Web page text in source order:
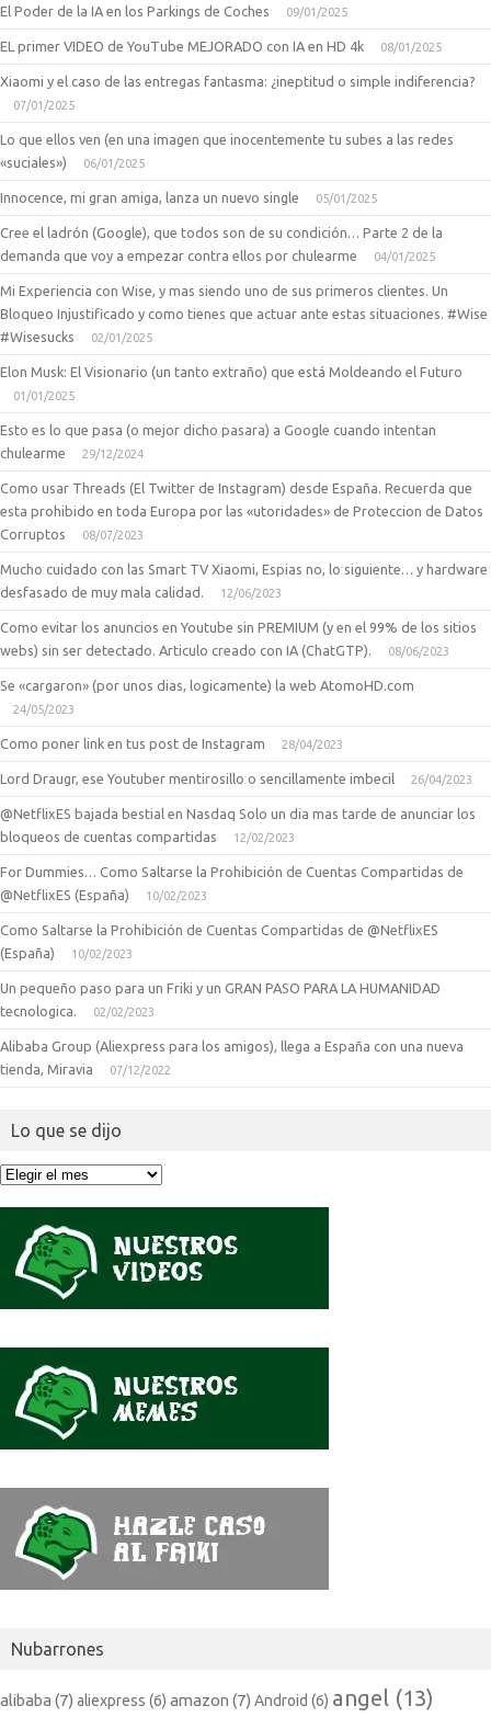
El Poder de la IA en los Parkings de Coches 09/01/2025
EL primer VIDEO de YouTube MEJORADO con IA en HD 4k 08/01/2025
Xiaomi y el caso de las entregas fantasma: ¿ineptitud o simple indiferencia?
07/01/2025
Lo que ellos ven (en una imagen que inocentemente tu subes a las redes
«suciales»)
06/01/2025
Innocence, mi gran amiga, lanza un nuevo single 05/01/2025
Cree el ladrón (Google), que todos son de su condición… Parte 2 de la
demanda que voy a empezar contra ellos por chulearme
04/01/2025
Mi Experiencia con Wise, y mas siendo uno de sus primeros clientes. Un
Bloqueo Injustificado y como tienes que actuar ante estas situaciones. #Wise
#Wisesucks
02/01/2025
Elon Musk: El Visionario (un tanto extraño) que está Moldeando el Futuro
01/01/2025
Esto es lo que pasa (o mejor dicho pasara) a Google cuando intentan
chulearme
29/12/2024
Como usar Threads (El Twitter de Instagram) desde España. Recuerda que
esta prohibido en toda Europa por las «utoridades» de Proteccion de Datos
Corruptos
08/07/2023
Mucho cuidado con las Smart TV Xiaomi, Espias no, lo siguiente… y hardware
desfasado de muy mala calidad.
12/06/2023
Como evitar los anuncios en Youtube sin PREMIUM (y en el 99% de los sitios
webs) sin ser detectado. Articulo creado con IA (ChatGTP).
08/06/2023
Se «cargaron» (por unos dias, logicamente) la web AtomoHD.com
24/05/2023
Como poner link en tus post de Instagram 28/04/2023
Lord Draugr, ese Youtuber mentirosillo o sencillamente imbecil 26/04/2023
@NetflixES bajada bestial en Nasdaq Solo un dia mas tarde de anunciar los
bloqueos de cuentas compartidas
12/02/2023
For Dummies… Como Saltarse la Prohibición de Cuentas Compartidas de
@NetflixES (España)
10/02/2023
Como Saltarse la Prohibición de Cuentas Compartidas de @NetflixES
(España)
10/02/2023
Un pequeño paso para un Friki y un GRAN PASO PARA LA HUMANIDAD
tecnologica.
02/02/2023
Alibaba Group (Aliexpress para los amigos), llega a España con una nueva
tienda, Miravia
07/12/2022
Lo que se dijo
Lo
Nubarrones
alibaba (7) aliexpress (6) amazon (7) Android (6) angel (13)